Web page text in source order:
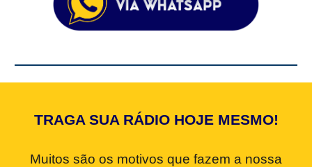
TRAGA SUA RÁDIO HOJE MESMO!
Muitos são os motivos que fazem a nossa